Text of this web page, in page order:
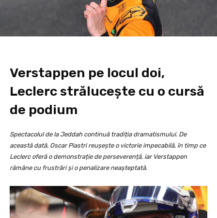
Verstappen pe locul doi,
Leclerc strălucește cu o cursă
de podium
Spectacolul de la Jeddah continuă tradiția dramatismului. De
această dată, Oscar Piastri reușește o victorie impecabilă, în timp ce
Leclerc oferă o demonstrație de perseverență, iar Verstappen
rămâne cu frustrări și o penalizare neașteptată.